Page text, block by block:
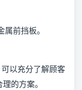
前挡板。
以充分了解顾客
的方案。